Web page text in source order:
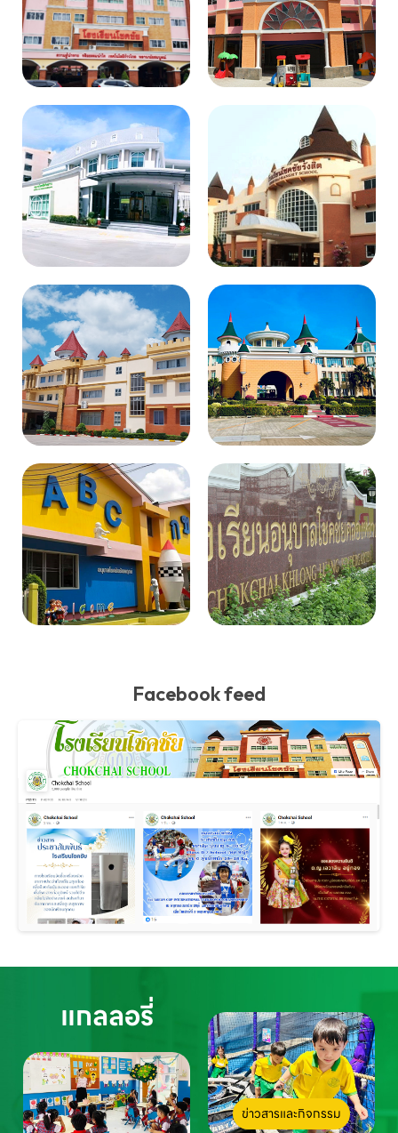
Facebook feed
แกลลอรี่
ข่าวสารและกิจกรรม